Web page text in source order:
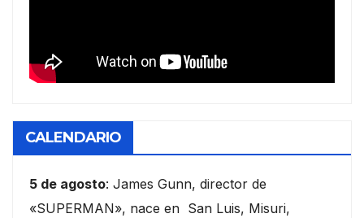
CALENDARIO
5 de agosto: James Gunn, director de
«SUPERMAN», nace en San Luis, Misuri,